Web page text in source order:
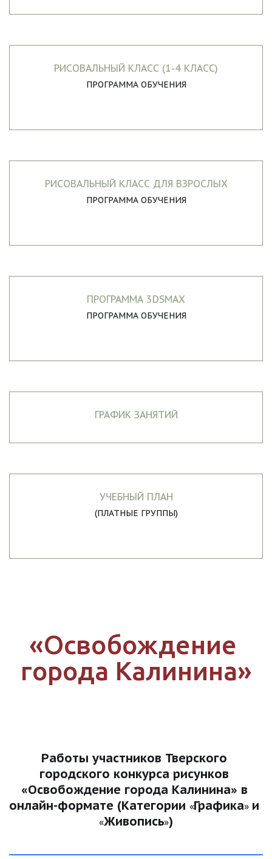
РИСОВАЛЬНЫЙ КЛАСС (1-4 КЛАСС)
ПРОГРАММА ОБУЧЕНИЯ
РИСОВАЛЬНЫЙ КЛАСС ДЛЯ ВЗРОСЛЫХ
ПРОГРАММА ОБУЧЕНИЯ
ПРОГРАММА 3DSMAX
ПРОГРАММА ОБУЧЕНИЯ
ГРАФИК ЗАНЯТИЙ
УЧЕБНЫЙ ПЛАН
(ПЛАТНЫЕ ГРУППЫ)
«Освобождение
города Калинина»
Работы участников Тверского
городского конкурса рисунков
«Освобождение города Калинина» в
онлайн-формате (Категории «Графика»
«Живопись»)